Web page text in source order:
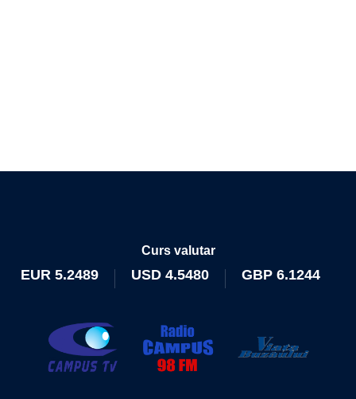
Curs valutar
EUR 5.2489 USD 4.5480 GBP 6.1244